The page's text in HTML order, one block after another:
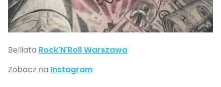
Belliata Rock'N'Roll Warszawa
Zobacz na Instagram